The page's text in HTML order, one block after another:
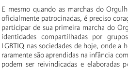
E mesmo quando as marchas do
oficialmente patrocinadas, é preciso
participar de sua primeira marcha do
identidades compartilhadas por
LGBTIQ nas sociedades de hoje, onde a
raramente são aprendidas na infância
podem ser reivindicadas e elaboradas